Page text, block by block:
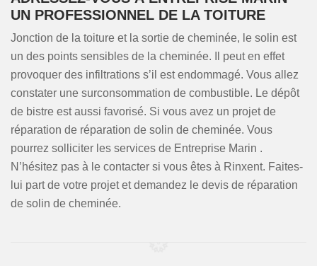
UN PROFESSIONNEL DE LA TOITURE
Jonction de la toiture et la sortie de cheminée, le solin est
un des points sensibles de la cheminée. Il peut en effet
provoquer des infiltrations s’il est endommagé. Vous allez
constater une surconsommation de combustible. Le dépôt
de bistre est aussi favorisé. Si vous avez un projet de
réparation de réparation de solin de cheminée. Vous
pourrez solliciter les services de Entreprise Marin .
N’hésitez pas à le contacter si vous êtes à Rinxent. Faites-
lui part de votre projet et demandez le devis de réparation
de solin de cheminée.